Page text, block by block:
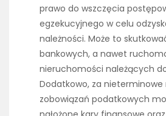
prawo do wszczęcia
egzekucyjnego w celu
należności. Może to
bankowych, a nawet
nieruchomości należących do
Dodatkowo, za nieterminowe
zobowiązań podatkowych